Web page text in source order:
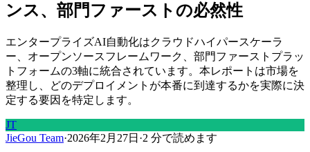
ンス、部門ファーストの必然性
エンタープライズAI自動化はクラウドハイパースケーラ
ー、オープンソースフレームワーク、部門ファーストプラッ
トフォームの3軸に統合されています。本レポートは市場を
整理し、どのデプロイメントが本番に到達するかを実際に決
定する要因を特定します。
JT
JieGou Team·2026年2月27日 ·2 分で読めます